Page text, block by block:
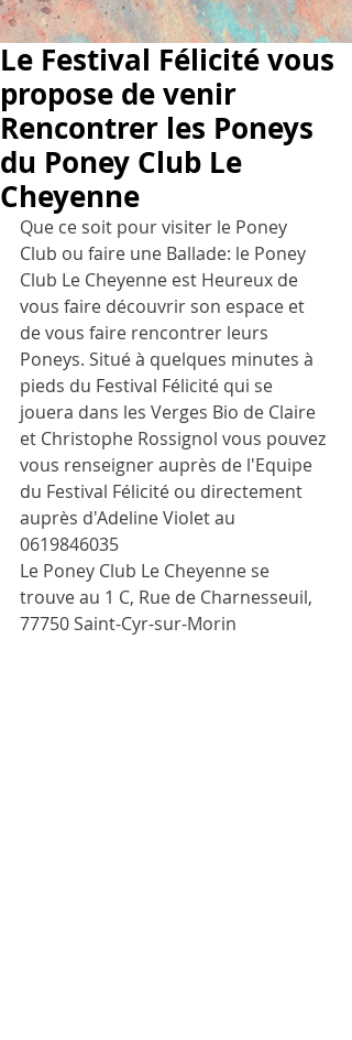
Le Festival Félicité vous
propose de venir
Rencontrer les Poneys
du Poney Club Le
Cheyenne
Que ce soit pour visiter le Poney
Club ou faire une Ballade: le Poney
Club Le Cheyenne est Heureux de
vous faire découvrir son espace et
de vous faire rencontrer leurs
Poneys. Situé à quelques minutes à
pieds du Festival Félicité qui se
jouera dans les Verges Bio de Claire
et Christophe Rossignol vous pouvez
vous renseigner auprès de l'Equipe
du Festival Félicité ou directement
auprès d'Adeline Violet au
0619846035
Le Poney Club Le Cheyenne se
trouve au 1 C, Rue de Charnesseuil,
77750 Saint-Cyr-sur-Morin